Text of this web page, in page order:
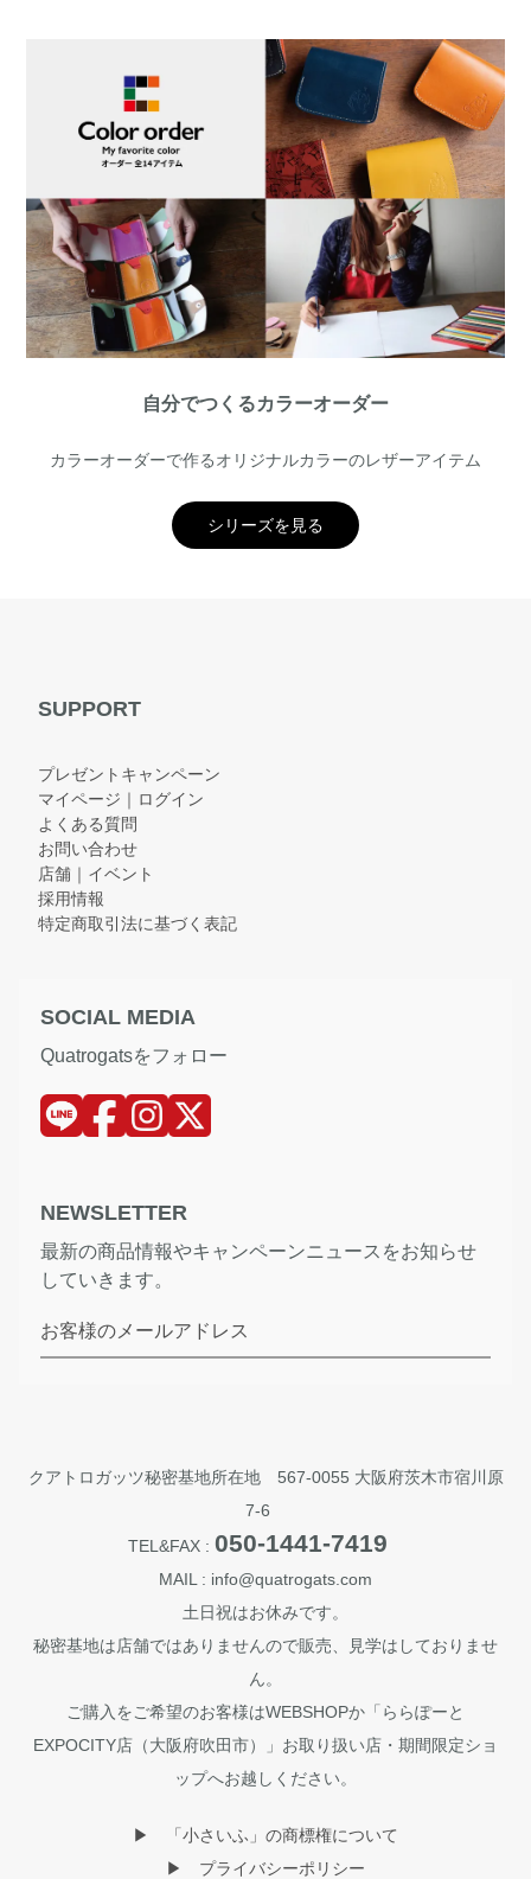
自分でつくるカラーオーダー
カラーオーダーで作るオリジナルカラーのレザーアイテム
シリーズを見る
SUPPORT
プレゼントキャンペーン
マイページ｜ログイン
よくある質問
お問い合わせ
店舗｜イベント
採用情報
特定商取引法に基づく表記
SOCIAL MEDIA
Quatrogatsをフォロー
NEWSLETTER
最新の商品情報やキャンペーンニュースをお知らせ
していきます。
お客様のメールアドレス
クアトロガッツ秘密基地所在地 567-0055 大阪府茨木市宿川原
7-6
TEL&FAX : 050-1441-7419
MAIL : info@quatrogats.com
土日祝はお休みです。
秘密基地は店舗ではありませんので販売、見学はしておりませ
ん。
ご購入をご希望のお客様はWEBSHOPか「ららぽーと
EXPOCITY店（大阪府吹田市）」お取り扱い店・期間限定ショ
ップへお越しください。
▶︎ 「小さいふ」の商標権について
▶︎ プライバシーポリシー